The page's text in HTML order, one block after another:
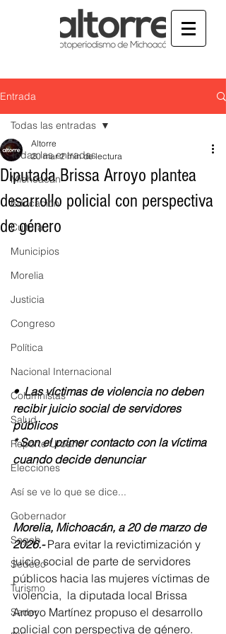
Entrada
Todas las entradas
Michoacán
Educación
Cultura
Municipios
Morelia
Justicia
Congreso
Política
Nacional Internacional
Columnistas
Salud
Reporte Urbano
Elecciones
Así se ve lo que se dice...
Gobernador
Segob
Sedeco
Turismo
Sader
Todas las entradas
Diputada Brissa Arroyo plantea
desarrollo policial con perspectiva
de género
Altorre
20 mar 2 min de lectura
•  Las víctimas de violencia no deben
recibir juicio social de servidores
públicos
* Son el primer contacto con la víctima
cuando decide denunciar
Morelia, Michoacán, a 20 de marzo de
2026.- Para evitar la revictimización y
juicio social de parte de servidores
públicos hacia las mujeres víctimas de
violencia,  la diputada local Brissa
Arroyo Martínez propuso el desarrollo
policial con perspectiva de género.